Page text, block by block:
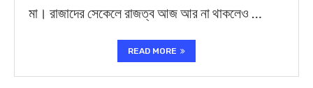
মা। রাজাদের সেকেলে রাজত্ব আজ আর না থাকলেও …
READ MORE